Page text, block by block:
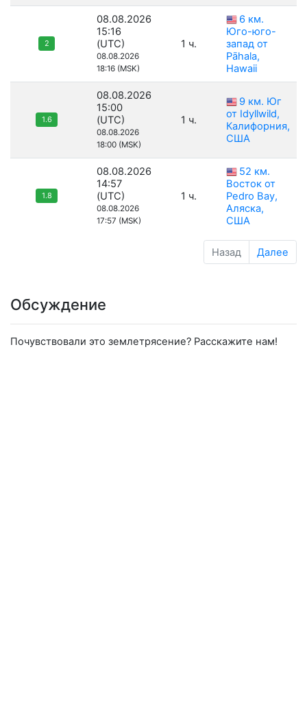
2
08.08.2026
15:16
(UTC)
08.08.2026
18:16 (MSK)
1 ч.
6 км.
Юго-юго-
запад от
Pāhala,
Hawaii
1.6
08.08.2026
15:00
(UTC)
08.08.2026
18:00 (MSK)
1 ч.
9 км. Юг
от Idyllwild,
Калифорния,
США
1.8
08.08.2026
14:57
(UTC)
08.08.2026
17:57 (MSK)
1 ч.
52 км.
Восток от
Pedro Bay,
Аляска,
США
Назад Далее
Обсуждение
Почувствовали это землетрясение? Расскажите нам!